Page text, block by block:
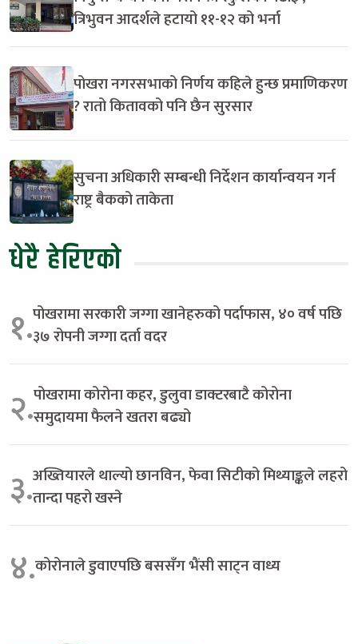
त्रिभुवन आदर्शले हटायो ११-१२ को भर्ना
पोखरा नगरसभाको निर्णय कहिले हुन्छ प्रमाणिकरण
? रातो कितावको पनि छैन सुरसार
सुचना अधिकारी सम्बन्धी निर्देशन कार्यान्वयन गर्न
राष्ट्र बैकको ताकेता
धेरै हेरिएको
१.पोखरामा सरकारी जग्गा खानेहरुको पर्दाफास, ४० वर्ष पछि
३७ रोपनी जग्गा दर्ता वदर
२.पोखरामा कोरोना कहर, डुलुवा डाक्टरबाटै कोरोना
समुदायमा फैलने खतरा बढ्यो
३.अख्तियारले थाल्यो छानविन, फेवा सिटीको मिथ्याङ्कले लहरो
तान्दा पहरो खस्ने
४.कोरोनाले डुवाएपछि बससँग भैंसी साट्न वाध्य